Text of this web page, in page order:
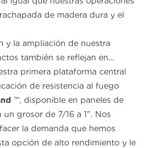
de madera dura y el
y la ampliación de nuestra
también se reflejan en...
primera plataforma central
de resistencia al fuego
™, disponible en paneles de
grosor de 7/16 a 1". Nos
la demanda que hemos
opción de alto rendimiento y le